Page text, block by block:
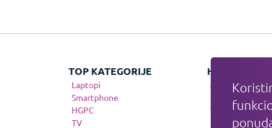
TOP KATEGORIJE
Laptopi
Smartphone
HGPC
TV
HIT
Apple
Gaming
Telefonija